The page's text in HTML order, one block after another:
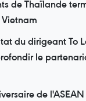
de Thaïlande
du dirigeant To
le
de